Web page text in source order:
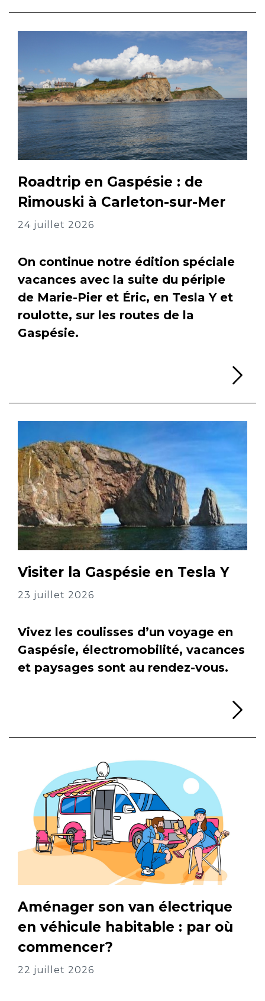
Roadtrip en Gaspésie : de
Rimouski à Carleton-sur-Mer
24 juillet 2026
On continue notre édition spéciale
vacances avec la suite du périple
de Marie-Pier et Éric, en Tesla Y et
roulotte, sur les routes de la
Gaspésie.
Visiter la Gaspésie en Tesla Y
23 juillet 2026
Vivez les coulisses d’un voyage en
Gaspésie, électromobilité, vacances
et paysages sont au rendez-vous.
Aménager son van électrique
en véhicule habitable : par où
commencer?
22 juillet 2026